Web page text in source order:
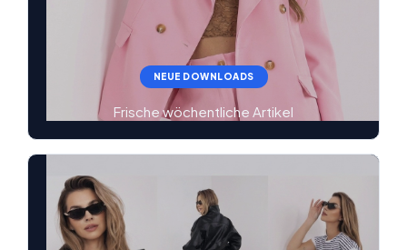
NEUE DOWNLOADS
Frische wöchentliche Artikel